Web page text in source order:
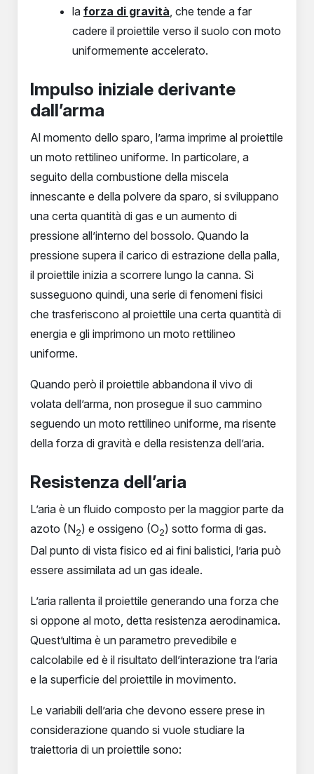
la forza di gravità, che tende a far
cadere il proiettile verso il suolo con moto
uniformemente accelerato.
Impulso iniziale derivante
dall’arma
Al momento dello sparo, l’arma imprime al proiettile
un moto rettilineo uniforme. In particolare, a
seguito della combustione della miscela
innescante e della polvere da sparo, si sviluppano
una certa quantità di gas e un aumento di
pressione all’interno del bossolo. Quando la
pressione supera il carico di estrazione della palla,
il proiettile inizia a scorrere lungo la canna. Si
susseguono quindi, una serie di fenomeni fisici
che trasferiscono al proiettile una certa quantità di
energia e gli imprimono un moto rettilineo
uniforme.
Quando però il proiettile abbandona il vivo di
volata dell’arma, non prosegue il suo cammino
seguendo un moto rettilineo uniforme, ma risente
della forza di gravità e della resistenza dell’aria.
Resistenza dell’aria
L’aria è un fluido composto per la maggior parte da
azoto (N2) e ossigeno (O2) sotto forma di gas.
Dal punto di vista fisico ed ai fini balistici, l’aria può
essere assimilata ad un gas ideale.
L’aria rallenta il proiettile generando una forza che
si oppone al moto, detta resistenza aerodinamica.
Quest’ultima è un parametro prevedibile e
calcolabile ed è il risultato dell’interazione tra l’aria
e la superficie del proiettile in movimento.
Le variabili dell’aria che devono essere prese in
considerazione quando si vuole studiare la
traiettoria di un proiettile sono: